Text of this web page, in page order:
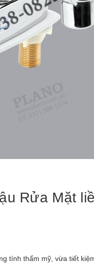
Rửa Mặt
tính thẩm mỹ, vừa tiết